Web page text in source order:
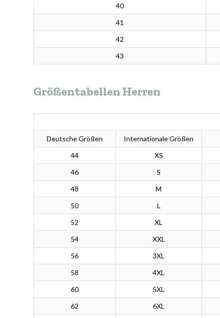
40
41
42
43
Größentabellen Herren
Deutsche Größen
Internationale Größen
44
XS
46
S
48
M
50
L
52
XL
54
XXL
56
3XL
58
4XL
60
5XL
62
6XL